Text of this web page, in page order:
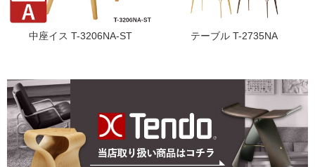
中座イス T-3206NA-ST テーブル T-2735NA